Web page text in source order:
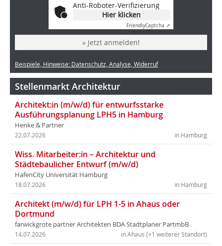
Anti-Roboter-Verifizierung
Hier klicken
FriendlyCaptcha ⇗
» Jetzt anmelden!
Beispiele, Hinweise: Datenschutz, Analyse, Widerruf
Stellenmarkt Architektur
Architekt:in (m/w/d) für entwurfsstarke
Ausführungsplanung LPH5 in Hamburg
Henke & Partner
in Hamburg
22.07.2026
Wiss. Mitarbeiter:in – Architektur und
Städtebaulicher Entwurf (m/w/d)
HafenCity Universität Hamburg
in Hamburg
18.07.2026
Architekt (m/w/d) für LPH 1-5 in Ahaus oder
Dortmund
farwickgrote partner Architekten BDA Stadtplaner PartmbB
in Ahaus (+1 weiterer Standort)
14.07.2026